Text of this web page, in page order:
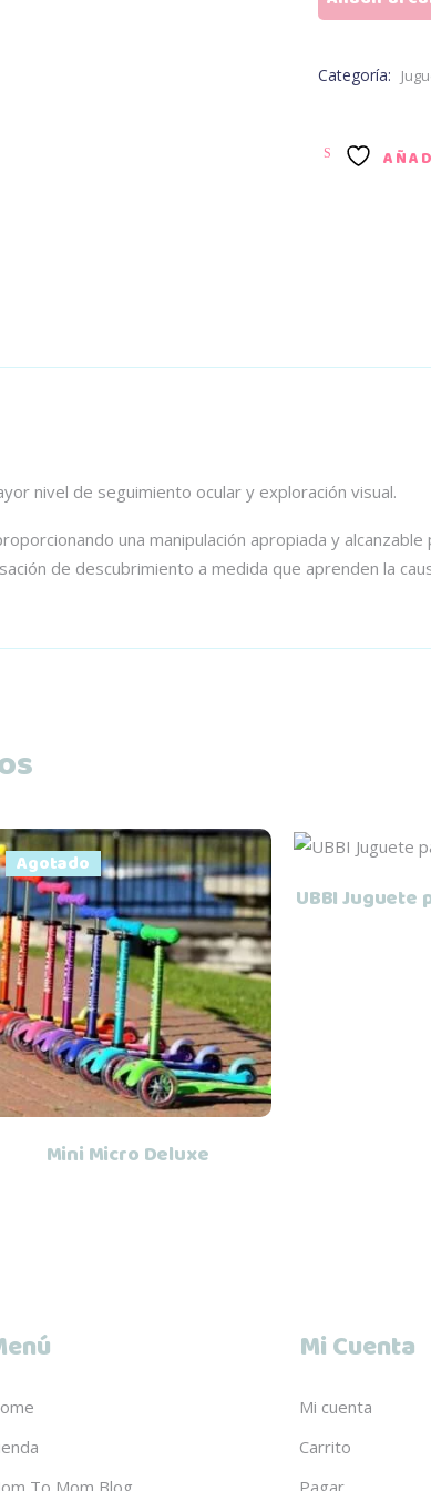
de
cantidad
Categoría:
nivel de seguimiento ocular y exploración visual.
una manipulación apropiada y
de descubrimiento a medida que aprenden la
Agotado
Leer más
Mini Micro Deluxe
UBBI Juguete
To Mom Blog
Mi Cuenta
Mi cuenta
Carrito
Pagar